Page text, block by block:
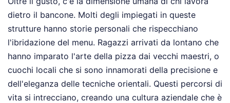
dietro il bancone. Molti degli impiegati in queste
strutture hanno storie personali che rispecchiano
l'ibridazione del menu. Ragazzi arrivati da lontano che
hanno imparato l'arte della pizza dai vecchi maestri, o
cuochi locali che si sono innamorati della precisione e
dell'eleganza delle tecniche orientali. Questi percorsi di
vita si intrecciano, creando una cultura aziendale che è